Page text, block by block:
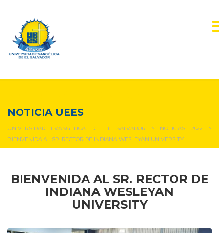
NOTICIA UEES
UNIVERSIDAD EVANGÉLICA DE EL SALVADOR > NOTICIAS 2022>
BIENVENIDA AL SR. RECTOR DE INDIANA WESLEYAN UNIVERSITY
BIENVENIDA AL SR. RECTOR DE
INDIANA WESLEYAN
UNIVERSITY